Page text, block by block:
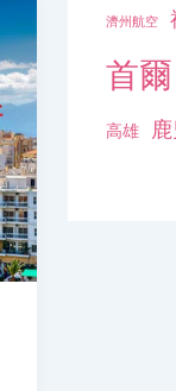
濟州航空
首爾
高雄